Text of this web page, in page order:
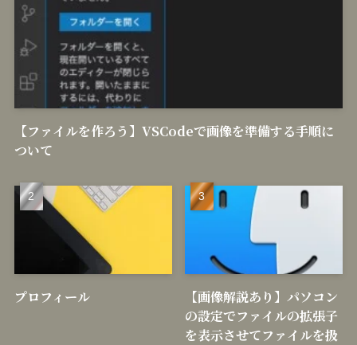
【ファイルを作ろう】VSCodeで画像を準備する手順に
ついて
プロフィール
【画像解説あり】パソコン
の設定でファイルの拡張子
を表示させてファイルを扱